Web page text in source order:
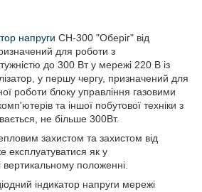
напруги СН-300 "Оберіг" від
для роботи з
до 300 Вт у мережі 220 В із
у першу чергу, призначений для
роботи блоку управління газовими
та іншої побутової техніки з
не більше 300Вт.
захистом та захистом від
як у
вертикальному положенні.
індикатор напруги мережі